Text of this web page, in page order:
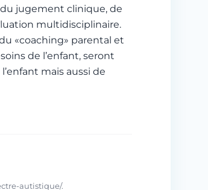
jugement clinique, de
multidisciplinaire.
«coaching» parental et
de l’enfant, seront
mais aussi de
autistique/.